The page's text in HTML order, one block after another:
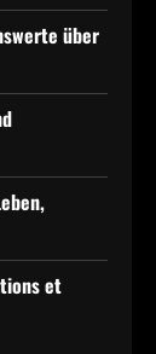
über
et